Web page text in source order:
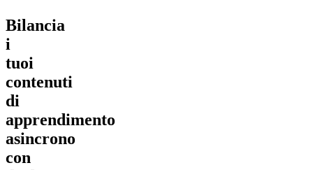
Bilancia
i
tuoi
contenuti
di
apprendimento
asincrono
con